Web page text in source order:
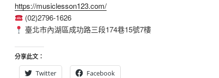
https://musiclesson123.com/
(02)2796-1626
臺北市內湖區成功路三段174巷15號7樓
分享此文：
Twitter
Facebook